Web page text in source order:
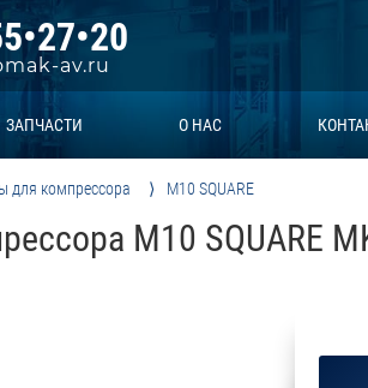
av.ru
ЗАПЧАСТИ О НАС
для компрессора M10 SQUARE
M10 SQUARE